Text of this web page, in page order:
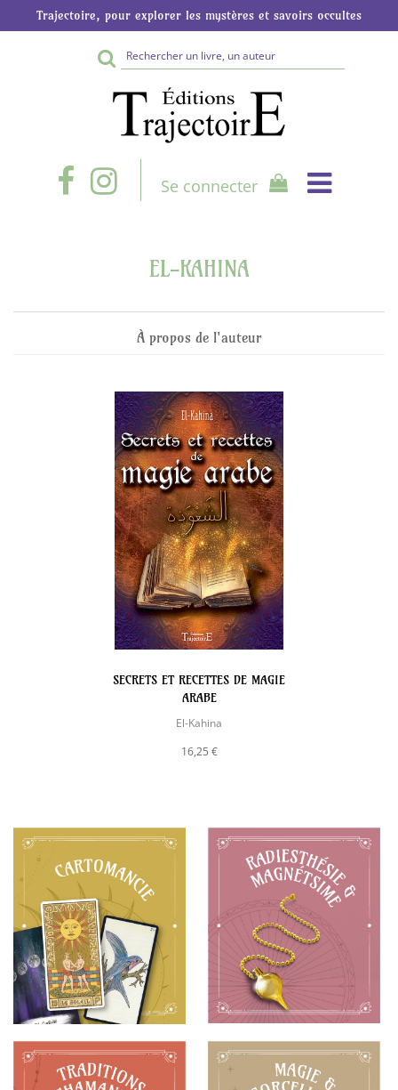
Trajectoire, pour explorer les mystères et savoirs occultes
Rechercher
sur
le
site
Se connecter
EL-KAHINA
À propos de l'auteur
SECRETS ET RECETTES DE MAGIE
ARABE
El-Kahina
16,25 €